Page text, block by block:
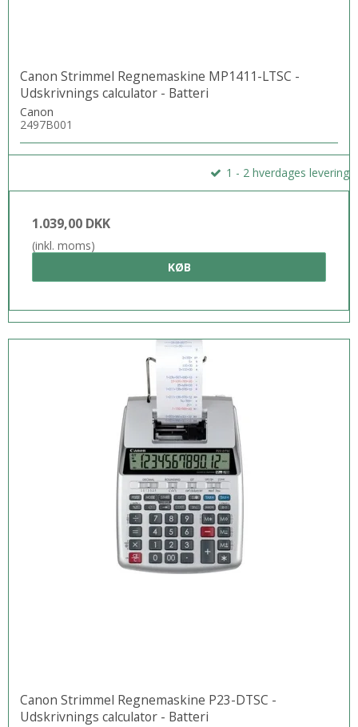
Canon Strimmel Regnemaskine MP1411-LTSC -
Udskrivnings calculator - Batteri
Canon
2497B001
1 - 2 hverdages levering
1.039,00 DKK
(inkl. moms)
KØB
Canon Strimmel Regnemaskine P23-DTSC -
Udskrivnings calculator - Batteri